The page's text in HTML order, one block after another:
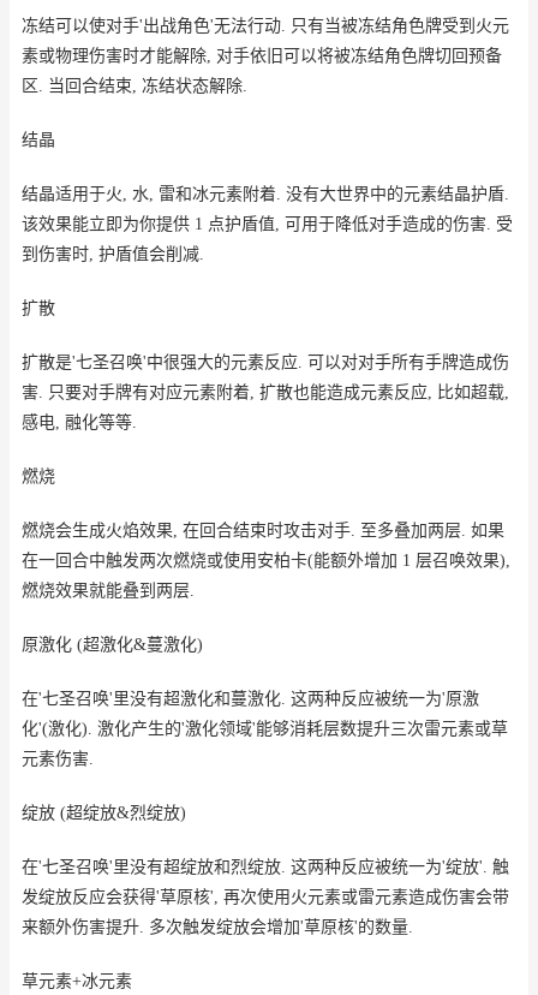
冻结可以使对手'出战角色'无法行动. 只有当被冻结角色牌受到火元
素或物理伤害时才能解除, 对手依旧可以将被冻结角色牌切回预备
区. 当回合结束, 冻结状态解除.
结晶
结晶适用于火, 水, 雷和冰元素附着. 没有大世界中的元素结晶护盾.
该效果能立即为你提供 1 点护盾值, 可用于降低对手造成的伤害. 受
到伤害时, 护盾值会削减.
扩散
扩散是'七圣召唤'中很强大的元素反应. 可以对对手所有手牌造成伤
害. 只要对手牌有对应元素附着, 扩散也能造成元素反应, 比如超载,
感电, 融化等等.
燃烧
燃烧会生成火焰效果, 在回合结束时攻击对手. 至多叠加两层. 如果
在一回合中触发两次燃烧或使用安柏卡(能额外增加 1 层召唤效果),
燃烧效果就能叠到两层.
原激化 (超激化&蔓激化)
在'七圣召唤'里没有超激化和蔓激化. 这两种反应被统一为'原激
化'(激化). 激化产生的'激化领域'能够消耗层数提升三次雷元素或草
元素伤害.
绽放 (超绽放&烈绽放)
在'七圣召唤'里没有超绽放和烈绽放. 这两种反应被统一为'绽放'. 触
发绽放反应会获得'草原核', 再次使用火元素或雷元素造成伤害会带
来额外伤害提升. 多次触发绽放会增加'草原核'的数量.
草元素+冰元素